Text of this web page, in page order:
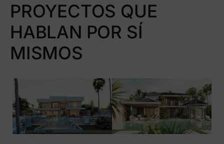
PROYECTOS QUE
HABLAN POR SÍ
MISMOS